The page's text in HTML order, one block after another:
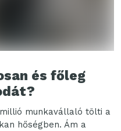
és főleg
munkavállaló tölti a
hőségben. Ám a